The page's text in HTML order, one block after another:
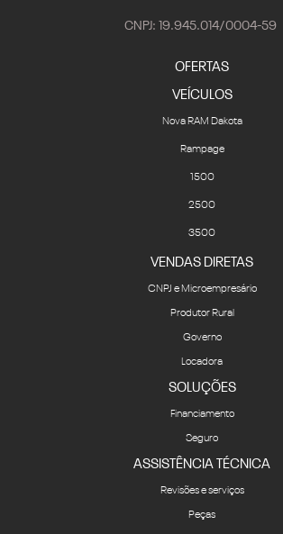
CNPJ: 19.945.014/0004-59
OFERTAS
VEÍCULOS
Nova RAM Dakota
Rampage
1500
2500
3500
VENDAS DIRETAS
CNPJ e Microempresário
Produtor Rural
Governo
Locadora
SOLUÇÕES
Financiamento
Seguro
ASSISTÊNCIA TÉCNICA
Revisões e serviços
Peças